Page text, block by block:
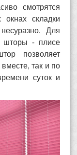
смотрятся
складки
Для
шторы - плисе
позволяет
так и по
суток и